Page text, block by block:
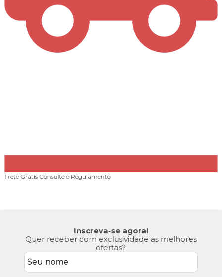
Frete Grátis Consulte o Regulamento
Inscreva-se agora!
Quer receber com exclusividade as melhores
ofertas?